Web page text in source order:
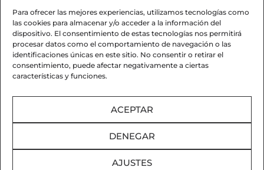
Para ofrecer las mejores experiencias, utilizamos tecnologías como
las cookies para almacenar y/o acceder a la información del
dispositivo. El consentimiento de estas tecnologías nos permitirá
procesar datos como el comportamiento de navegación o las
identificaciones únicas en este sitio. No consentir o retirar el
consentimiento, puede afectar negativamente a ciertas
características y funciones.
ACEPTAR
DENEGAR
AJUSTES
Declaración de accesibilidad
© 2024 Iara Chapuis. Web diseñada con ♥ por Masper
Comunicación Digital
Sobre mí
Trabajos
Prensa